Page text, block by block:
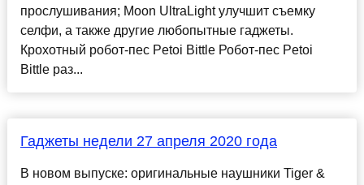
прослушивания; Moon UltraLight улучшит съемку
селфи, а также другие любопытные гаджеты.
Крохотный робот-пес Petoi Bittle Робот-пес Petoi
Bittle раз...
Гаджеты недели 27 апреля 2020 года
В новом выпуске: оригинальные наушники Tiger &